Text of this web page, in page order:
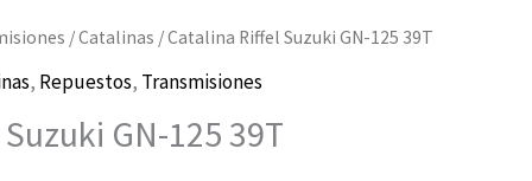
/Catalinas / Catalina Riffel Suzuki GN-125 39T
, Repuestos, Transmisiones
GN-125 39T